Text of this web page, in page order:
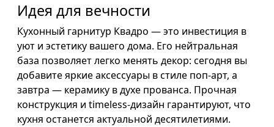
Идея для вечности
Кухонный гарнитур Квадро — это инвестиция в
уют и эстетику вашего дома. Его нейтральная
база позволяет легко менять декор: сегодня вы
добавите яркие аксессуары в стиле поп-арт, а
завтра — керамику в духе прованса. Прочная
конструкция и timeless-дизайн гарантируют, что
кухня останется актуальной десятилетиями.